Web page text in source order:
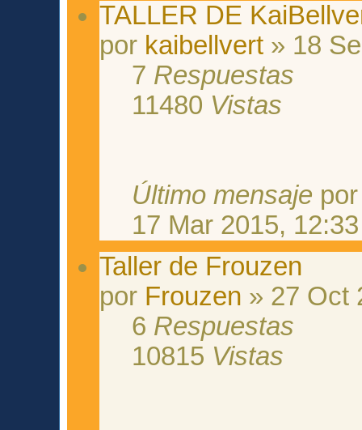
TALLER DE
por kaibellvert » 18
7 Respuestas
11480 Vistas
Último mensaje
17 Mar 2015, 12:33
Taller de Frouzen
por Frouzen » 27 Oct
6 Respuestas
10815 Vistas